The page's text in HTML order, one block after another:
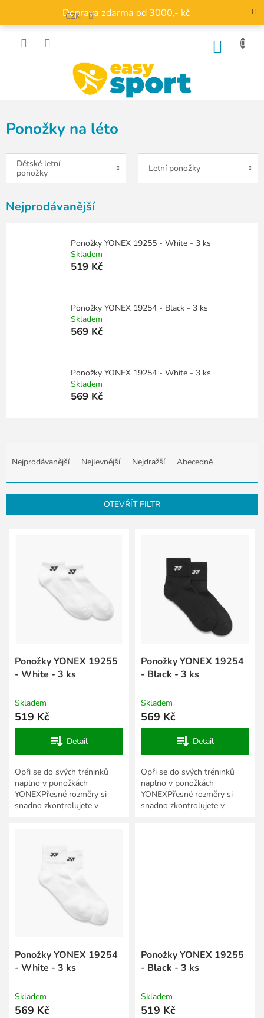
obsah
Doprava zdarma od 3000,- kč
CZK
Ponožky na léto
Dětské letní
ponožky
Letní ponožky
Nejprodávanější
Ponožky YONEX 19255 - White - 3 ks
Skladem
519 Kč
Ponožky YONEX 19254 - Black - 3 ks
Skladem
569 Kč
Ponožky YONEX 19254 - White - 3 ks
Skladem
569 Kč
e
n
í
Nejprodávanější Nejlevnější Nejdražší Abecedně
OTEVŘÍT FILTR
Ponožky YONEX 19255
- White - 3 ks
Skladem
519 Kč
Detail
Opři se do svých tréninků
naplno v ponožkách
YONEXPřesné rozměry si
snadno zkontrolujete v
Ponožky YONEX 19254
- Black - 3 ks
Skladem
569 Kč
Detail
Opři se do svých tréninků
naplno v ponožkách
YONEXPřesné rozměry si
snadno zkontrolujete v
Ponožky YONEX 19254
- White - 3 ks
Skladem
569 Kč
Ponožky YONEX 19255
- Black - 3 ks
Skladem
519 Kč